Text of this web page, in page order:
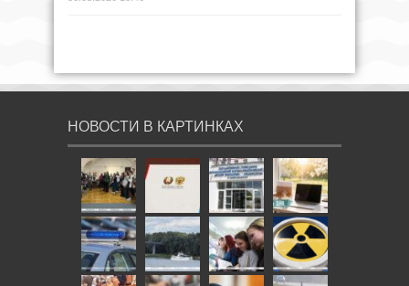
НОВОСТИ В КАРТИНКАХ